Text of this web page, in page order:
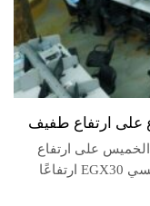
على ارتفاع طفيف
الخميس على ارتفاع
شبه جماعي لمؤشراتها، وشهد المؤشر الرئيسي EGX30 ارتفاعًا